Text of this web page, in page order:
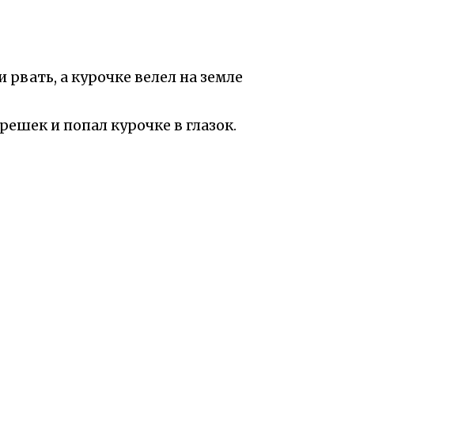
а курочке велел на земле
и попал курочке в глазок.